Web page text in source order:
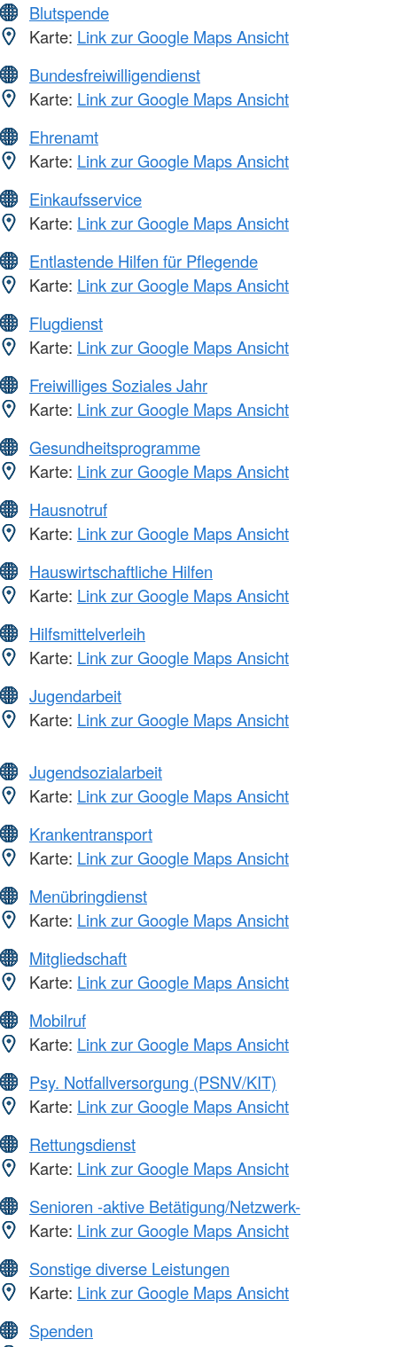
Blutspende
Karte: Link zur Google Maps Ansicht
Bundesfreiwilligendienst
Karte: Link zur Google Maps Ansicht
Ehrenamt
Karte: Link zur Google Maps Ansicht
Einkaufsservice
Karte: Link zur Google Maps Ansicht
Entlastende Hilfen für Pflegende
Karte: Link zur Google Maps Ansicht
Flugdienst
Karte: Link zur Google Maps Ansicht
Freiwilliges Soziales Jahr
Karte: Link zur Google Maps Ansicht
Gesundheitsprogramme
Karte: Link zur Google Maps Ansicht
Hausnotruf
Karte: Link zur Google Maps Ansicht
Hauswirtschaftliche Hilfen
Karte: Link zur Google Maps Ansicht
Hilfsmittelverleih
Karte: Link zur Google Maps Ansicht
Jugendarbeit
Karte: Link zur Google Maps Ansicht
Jugendsozialarbeit
Karte: Link zur Google Maps Ansicht
Krankentransport
Karte: Link zur Google Maps Ansicht
Menübringdienst
Karte: Link zur Google Maps Ansicht
Mitgliedschaft
Karte: Link zur Google Maps Ansicht
Mobilruf
Karte: Link zur Google Maps Ansicht
Psy. Notfallversorgung (PSNV/KIT)
Karte: Link zur Google Maps Ansicht
Rettungsdienst
Karte: Link zur Google Maps Ansicht
Senioren -aktive Betätigung/Netzwerk-
Karte: Link zur Google Maps Ansicht
Sonstige diverse Leistungen
Karte: Link zur Google Maps Ansicht
Spenden